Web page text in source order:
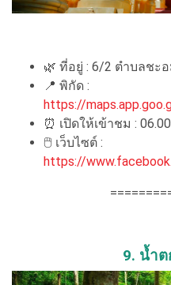
🌿 ที่อยู่ : 6/2 ตำบลชะ
📍 พิกัด :
https://
⏰ เปิดให้เข้าชม :
🖱 เว็บไซต์ :
https://
9. น้ำ